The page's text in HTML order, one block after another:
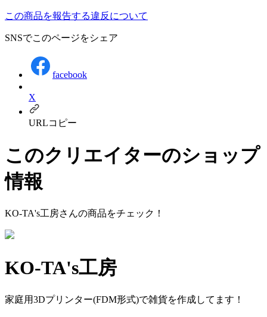
この商品を報告する違反について
SNSでこのページをシェア
facebook
X
URLコピー
このクリエイターのショップ
情報
KO-TA's工房さんの商品をチェック！
KO-TA's工房
家庭用3Dプリンター(FDM形式)で雑貨を作成してます！